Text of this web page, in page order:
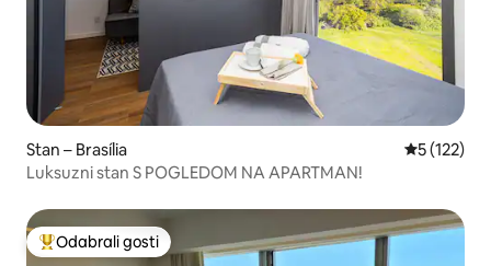
Stan – Brasília Prosječna
5 (122)
Luksuzni stan S POGLEDOM NA APARTMAN!
Među najviše rangiranima s oznakom „Odabrali gosti”
Odabrali gosti